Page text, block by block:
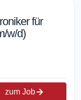
für
w/d)
zum Job